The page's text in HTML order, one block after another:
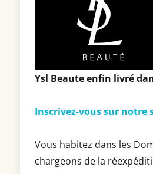
Ysl Beaute enfin livré
Inscrivez-vous sur notre
Vous habitez dans les
chargeons de la